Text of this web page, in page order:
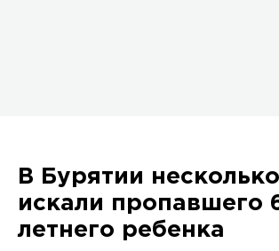
В Бурятии
искали пропавшего
летнего ребенка